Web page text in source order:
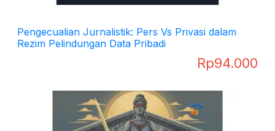
Pengecualian Jurnalistik: Pers Vs Privasi dalam
Rezim Pelindungan Data Pribadi
Rp94.000